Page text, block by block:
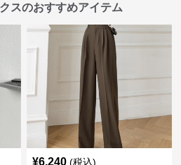
スのおすすめアイテム
¥6,240 (税込)